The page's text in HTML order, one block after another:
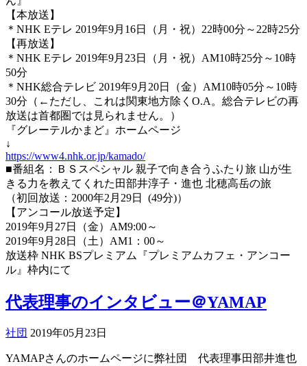
【本放送】
＊NHK Eテレ 2019年9月16日（月・祝）22時00分～22時25分
【再放送】
＊NHK Eテレ 2019年9月23日（月・祝）AM10時25分～10時
50分
＊NHK総合テレビ 2019年9月20日（金）AM10時05分～10時
30分（←ただし、これは関東地方除くO.A。総合テレビの再
放送は首都圏では見られません。）
『グレーテルかまど』ホームページ
↓
https://www4.nhk.or.jp/kamado/
■番組名：ＢＳスペシャル 親子で向き合うふたり旅 山が生
きる力を教えてくれた田部井淳子・進也 北穂高岳の旅
（初回放送：2000年2月29日 (49分)）
【アンコール放送予定】
2019年9月27日（金）AM9:00～
2019年9月28日（土）AM1：00～
放送枠 NHK BSプレミアム『プレミアムカフェ・アンコー
ル』枠内にて
代表理事のインタビュー＠YAMAP
社団 2019年05月23日
YAMAPさんのホームページに弊社団 代表理事田部井進也